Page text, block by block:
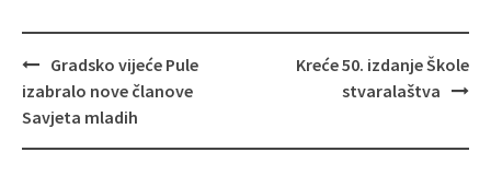
Navigacija
objava
Gradsko vijeće Pule
izabralo nove članove
Savjeta mladih
Kreće 50. izdanje Škole
stvaralaštva